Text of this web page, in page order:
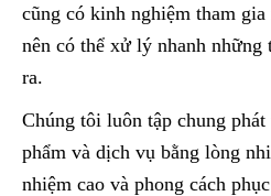
cũng có kinh nghiệm tham
nên có thể xử lý nhanh
ra.
Chúng tôi luôn tập chung
phẩm và dịch vụ bằng lòng
nhiệm cao và phong cách